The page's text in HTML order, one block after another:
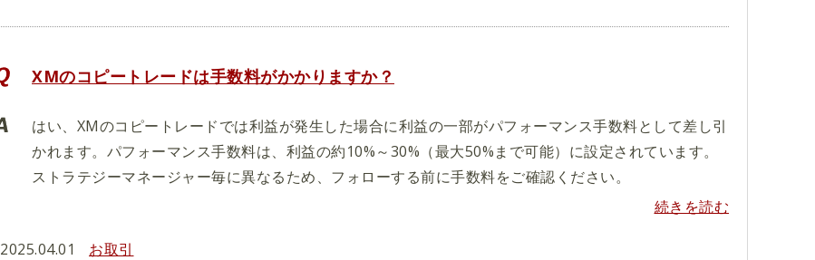
XMのコピートレードは手数料がかかりますか？
はい、XMのコピートレードでは利益が発生した場合に利益の一部がパフォーマンス手数料として差し引
かれます。パフォーマンス手数料は、利益の約10%～30%（最大50%まで可能）に設定されています。
ストラテジーマネージャー毎に異なるため、フォローする前に手数料をご確認ください。
続きを読む
2025.04.01 お取引